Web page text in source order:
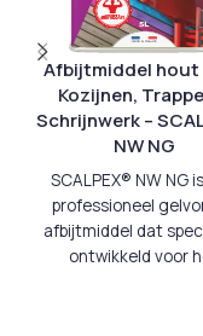
Afbijtmiddel hout
Kozijnen,
Schrijnwerk –
NW NG
SCALPEX® NW NG
professioneel
afbijtmiddel dat
ontwikkeld voor